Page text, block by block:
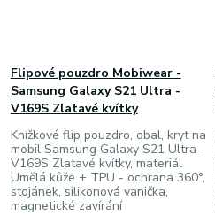
Flipové pouzdro Mobiwear -
Samsung Galaxy S21 Ultra -
V169S Zlatavé kvítky
Knížkové flip pouzdro, obal, kryt na
mobil Samsung Galaxy S21 Ultra -
V169S Zlatavé kvítky, materiál
Umělá kůže + TPU - ochrana 360°,
stojánek, silikonová vanička,
magnetické zavírání